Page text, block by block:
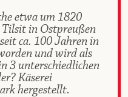
etwa um 1820
Tilsit in Ostpreußen
ca. 100 Jahren in
und wird als
3 unterschiedlichen
Käserei
hergestellt.